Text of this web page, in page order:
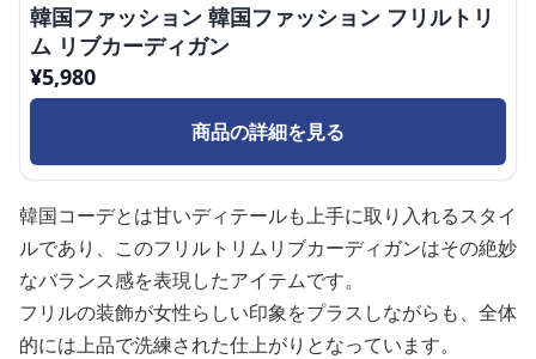
韓国ファッション 韓国ファッション フリルトリ
ム リブカーディガン
¥5,980
商品の詳細を見る
韓国コーデとは甘いディテールも上手に取り入れるスタイ
ルであり、このフリルトリムリブカーディガンはその絶妙
なバランス感を表現したアイテムです。
フリルの装飾が女性らしい印象をプラスしながらも、全体
的には上品で洗練された仕上がりとなっています。